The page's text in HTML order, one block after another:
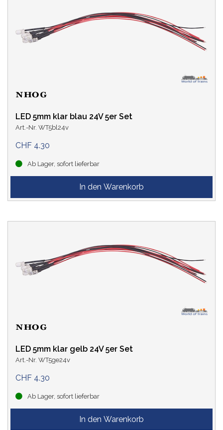
LED 5mm klar blau 24V 5er Set
Art.-Nr. WT5bl24v
CHF 4.30
Ab Lager, sofort lieferbar
LED 5mm klar gelb 24V 5er Set
Art.-Nr. WT5ge24v
CHF 4.30
Ab Lager, sofort lieferbar